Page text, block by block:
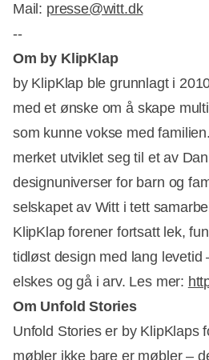
Mail: presse@witt.dk
--
Om by KlipKlap
by KlipKlap ble grunnlagt i
med et ønske om å skape
som kunne vokse med
merket utviklet seg til et av
designuniverser for barn og
selskapet av Witt i tett
KlipKlap forener fortsatt lek,
tidløst design med lang levetid
elskes og gå i arv. Les mer:
Om Unfold Stories
Unfold Stories er by KlipKlaps
møbler ikke bare er møbler –